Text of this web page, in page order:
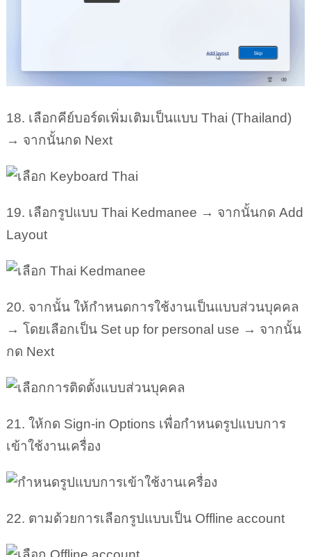
18. เลือกคีย์บอร์ดเพิ่มเติมเป็นแบบ Thai (Thailand)
→ จากนั้นกด Next
19. เลือกรูปแบบ Thai Kedmanee → จากนั้นกด Add
Layout
20. จากนั้น ให้กำหนดการใช้งานเป็นแบบส่วนบุคคล
→ โดยเลือกเป็น Set up for personal use → จากนั้น
กด Next
21. ให้กด Sign-in Options เพื่อกำหนดรูปแบบการ
เข้าใช้งานเครื่อง
22. ตามด้วยการเลือกรูปแบบเป็น Offline account